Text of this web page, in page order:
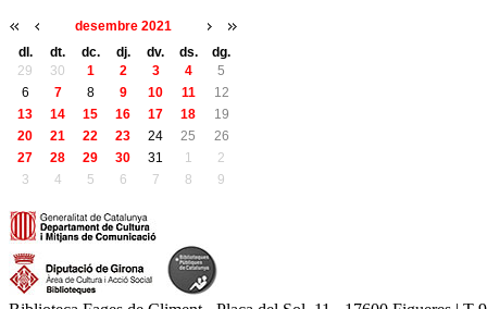
desembre 2021
dl.
dt. dc. dj. dv. ds.
dg.
29
30 1 2 3 4
5
6
7 8 9 10 11
12
13
14 15 16 17 18
19
20
21 22 23 24 25
26
27
28 29 30 31 1
2
3
4 5 6 7 8 9